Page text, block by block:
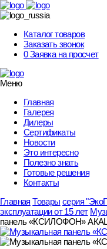
Skip
to
Каталог товаров
Заказать звонок
0 Заявка на просчет
Меню
Главная
Галерея
Дилеры
Сертификаты
Новости
Это интересно
Полезно знать
Готовые решения
Контакты
Главная Товары серия
эксплуатации от 15 лет
панель «КСИЛОФОН»